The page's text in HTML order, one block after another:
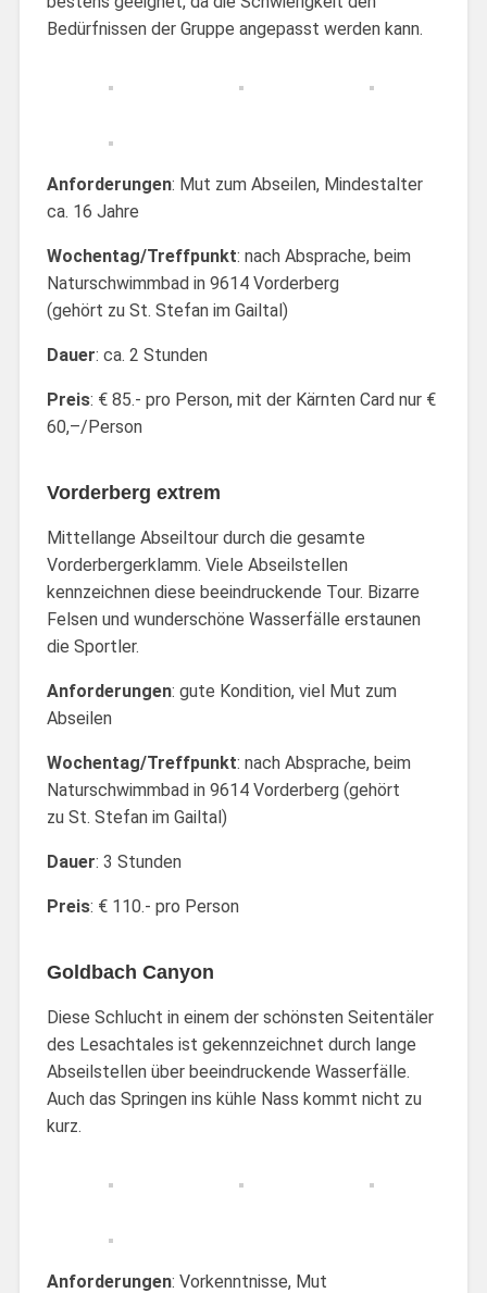
Bedürfnissen der Gruppe angepasst werden kann.
Anforderungen: Mut zum Abseilen, Mindestalter
ca. 16 Jahre
Wochentag/Treffpunkt: nach Absprache, beim
Naturschwimmbad in 9614 Vorderberg
(gehört zu St. Stefan im Gailtal)
Dauer: ca. 2 Stunden
Preis: € 85.- pro Person, mit der Kärnten Card nur €
60,–/Person
Vorderberg extrem
Mittellange Abseiltour durch die gesamte
Vorderbergerklamm. Viele Abseilstellen
kennzeichnen diese beeindruckende Tour. Bizarre
Felsen und wunderschöne Wasserfälle erstaunen
die Sportler.
Anforderungen: gute Kondition, viel Mut zum
Abseilen
Wochentag/Treffpunkt: nach Absprache, beim
Naturschwimmbad in 9614 Vorderberg (gehört
zu St. Stefan im Gailtal)
Dauer: 3 Stunden
Preis: € 110.- pro Person
Goldbach Canyon
Diese Schlucht in einem der schönsten Seitentäler
des Lesachtales ist gekennzeichnet durch lange
Abseilstellen über beeindruckende Wasserfälle.
Auch das Springen ins kühle Nass kommt nicht zu
kurz.
Anforderungen: Vorkenntnisse, Mut